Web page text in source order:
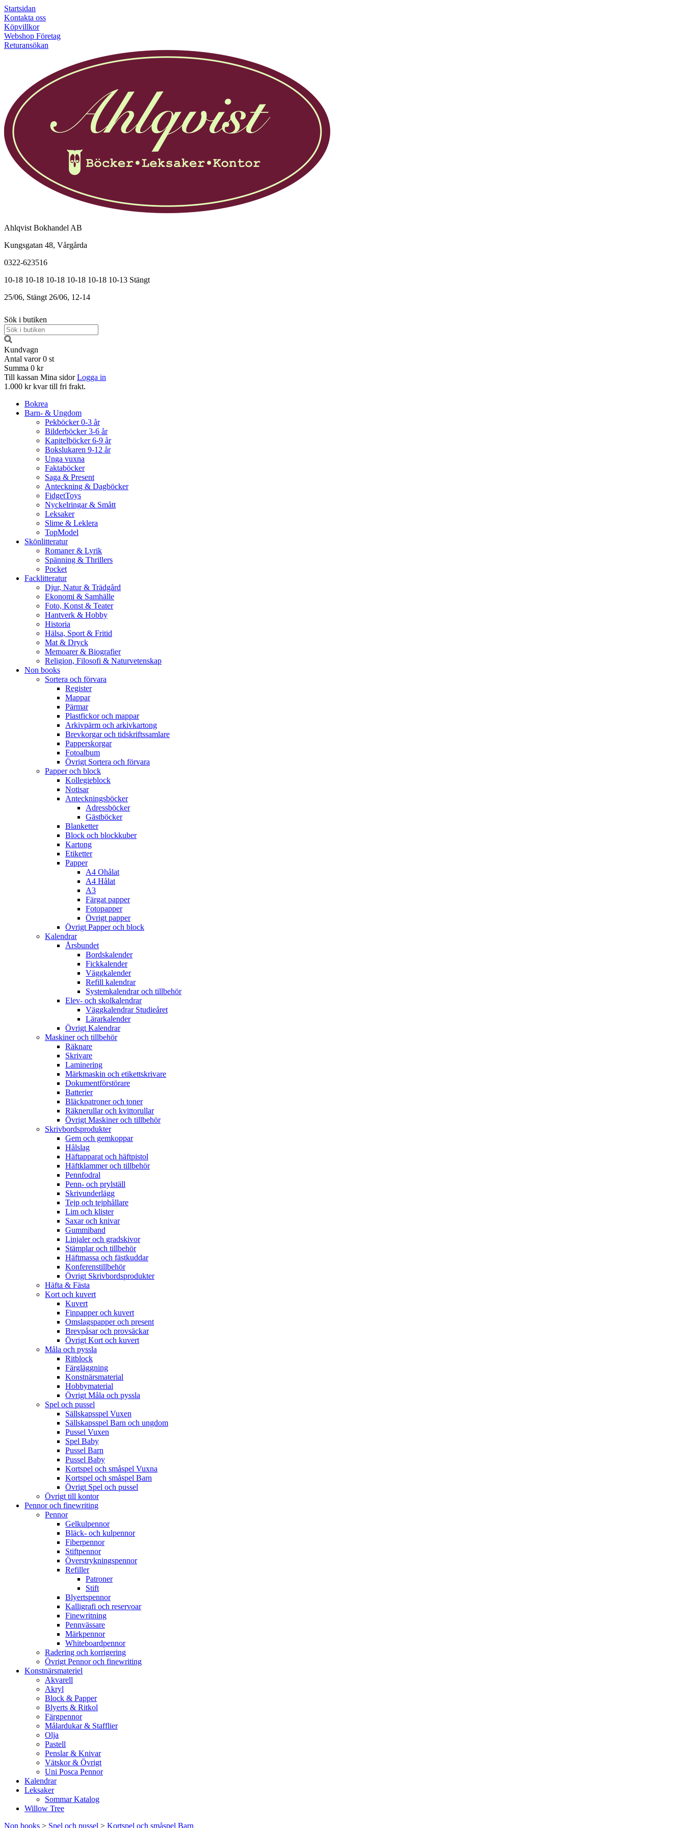
Startsidan
Kontakta oss
Köpvillkor
Webshop Företag
Returansökan
Ahlqvist Bokhandel AB
Kungsgatan 48, Vårgårda
0322-623516
10-18 10-18 10-18 10-18 10-18 10-13 Stängt
25/06, Stängt 26/06, 12-14
Sök i butiken
Kundvagn
Antal varor 0 st
Summa 0 kr
Till kassan Mina sidor Logga in
1.000 kr kvar till fri frakt.
Bokrea
Barn- & Ungdom
Pekböcker 0-3 år
Bilderböcker 3-6 år
Kapitelböcker 6-9 år
Bokslukaren 9-12 år
Unga vuxna
Faktaböcker
Saga & Present
Anteckning & Dagböcker
FidgetToys
Nyckelringar & Smått
Leksaker
Slime & Leklera
TopModel
Skönlitteratur
Romaner & Lyrik
Spänning & Thrillers
Pocket
Facklitteratur
Djur, Natur & Trädgård
Ekonomi & Samhälle
Foto, Konst & Teater
Hantverk & Hobby
Historia
Hälsa, Sport & Fritid
Mat & Dryck
Memoarer & Biografier
Religion, Filosofi & Naturvetenskap
Non books
Sortera och förvara
Register
Mappar
Pärmar
Plastfickor och mappar
Arkivpärm och arkivkartong
Brevkorgar och tidskriftssamlare
Papperskorgar
Fotoalbum
Övrigt Sortera och förvara
Papper och block
Kollegieblock
Notisar
Anteckningsböcker
Adressböcker
Gästböcker
Blanketter
Block och blockkuber
Kartong
Etiketter
Papper
A4 Ohålat
A4 Hålat
A3
Färgat papper
Fotopapper
Övrigt papper
Övrigt Papper och block
Kalendrar
Årsbundet
Bordskalender
Fickkalender
Väggkalender
Refill kalendrar
Systemkalendrar och tillbehör
Elev- och skolkalendrar
Väggkalendrar Studieåret
Lärarkalender
Övrigt Kalendrar
Maskiner och tillbehör
Räknare
Skrivare
Laminering
Märkmaskin och etikettskrivare
Dokumentförstörare
Batterier
Bläckpatroner och toner
Räknerullar och kvittorullar
Övrigt Maskiner och tillbehör
Skrivbordsprodukter
Gem och gemkoppar
Hålslag
Häftapparat och häftpistol
Häftklammer och tillbehör
Pennfodral
Penn- och prylställ
Skrivunderlägg
Tejp och tejphållare
Lim och klister
Saxar och knivar
Gummiband
Linjaler och gradskivor
Stämplar och tillbehör
Häftmassa och fästkuddar
Konferenstillbehör
Övrigt Skrivbordsprodukter
Häfta & Fästa
Kort och kuvert
Kuvert
Finpapper och kuvert
Omslagspapper och present
Brevpåsar och provsäckar
Övrigt Kort och kuvert
Måla och pyssla
Ritblock
Färgläggning
Konstnärsmaterial
Hobbymaterial
Övrigt Måla och pyssla
Spel och pussel
Sällskapsspel Vuxen
Sällskapsspel Barn och ungdom
Pussel Vuxen
Spel Baby
Pussel Barn
Pussel Baby
Kortspel och småspel Vuxna
Kortspel och småspel Barn
Övrigt Spel och pussel
Övrigt till kontor
Pennor och finewriting
Pennor
Gelkulpennor
Bläck- och kulpennor
Fiberpennor
Stiftpennor
Överstrykningspennor
Refiller
Patroner
Stift
Blyertspennor
Kalligrafi och reservoar
Finewritning
Pennvässare
Märkpennor
Whiteboardpennor
Radering och korrigering
Övrigt Pennor och finewriting
Konstnärsmateriel
Akvarell
Akryl
Block & Papper
Blyerts & Ritkol
Färgpennor
Målardukar & Stafflier
Olja
Pastell
Penslar & Knivar
Vätskor & Övrigt
Uni Posca Pennor
Kalendrar
Leksaker
Sommar Katalog
Willow Tree
Non books > Spel och pussel > Kortspel och småspel Barn